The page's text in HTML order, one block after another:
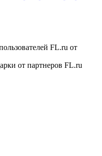
FL.ru от
от партнеров FL.ru